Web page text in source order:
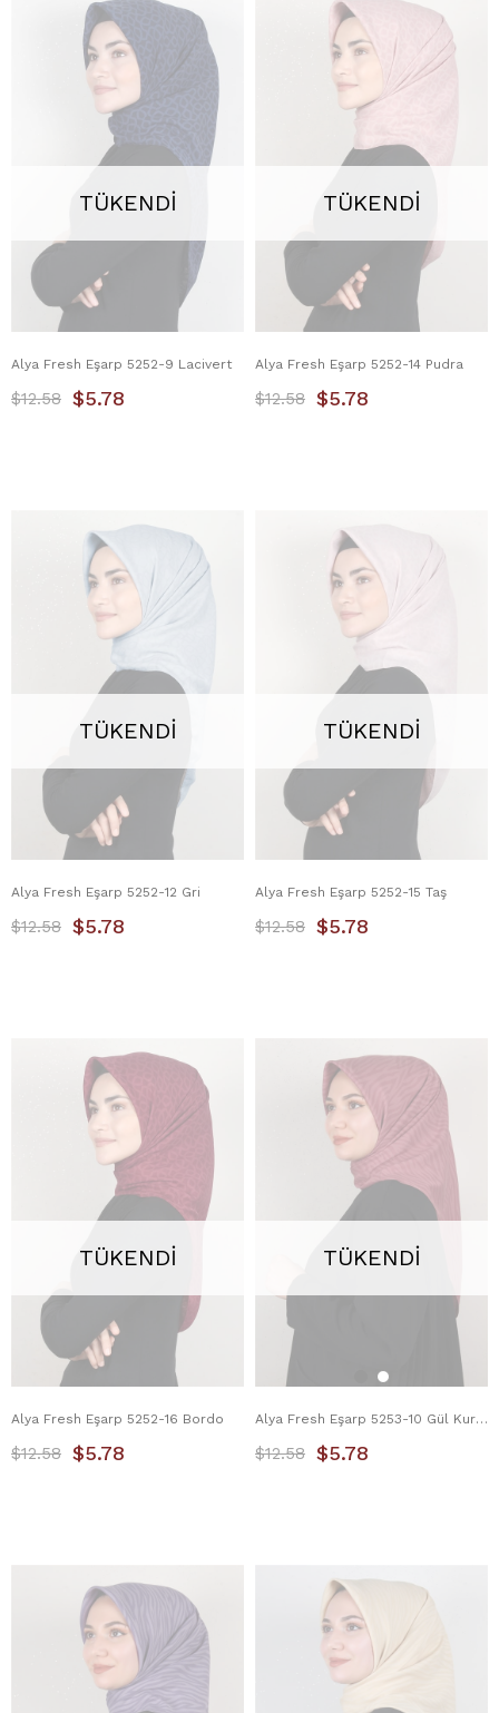
TÜKENDI
Alya Fresh Eşarp 5252-9 Lacivert
$5.78
$12.58
TÜKENDI
Alya Fresh Eşarp 5252-14 Pudra
$5.78
$12.58
TÜKENDI
Alya Fresh Eşarp 5252-12 Gri
$5.78
$12.58
TÜKENDI
Alya Fresh Eşarp 5252-15 Taş
$5.78
$12.58
TÜKENDI
Alya Fresh Eşarp 5252-16 Bordo
$5.78
$12.58
TÜKENDI
Alya Fresh Eşarp 5253-10 Gül Kurusu
$5.78
$12.58